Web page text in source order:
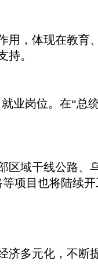
，体现在教育
持。
业岗位。在“总
区域干线公路、
项目也将陆续开
多元化，不断